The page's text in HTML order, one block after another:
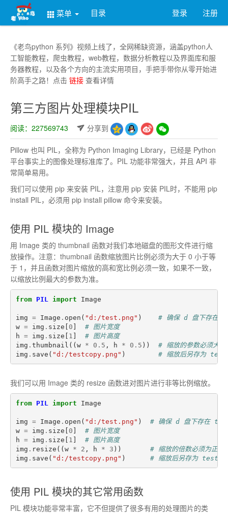
菜单 目录 登录 注册
《老鸟python 系列》视频上线了，全网稀缺资源，涵盖python人
工智能教程，爬虫教程，web教程，数据分析教程以及界面库和服
务器教程，以及各个方向的主流实用项目，手把手带你从零开始进
阶高手之路！点击 链接 查看详情
第三方图片处理模块PIL
阅读：227569743 分享到
Pillow 也叫 PIL，全称为 Python Imaging Library，已经是 Python
平台事实上的图像处理标准库了。PIL 功能非常强大，并且 API 非
常简单易用。
我们可以使用 pip 来安装 PIL，注意用 pip 安装 PIL时，不能用 pip
install PIL，必须用 pip install pillow 命令来安装。
使用 PIL 模块的 Image
用 Image 类的 thumbnail 函数对我们本地磁盘的图形文件进行缩
放操作。注意：thumbnail 函数缩放图片比例必须为大于 0 小于等
于 1，并且函数对图片缩放的高和宽比例必须一致，如果不一致，
以缩放比例最大的参数为准。
from PIL import Image
img = Image . open ( "d:/test.png" )
# 确保 d 盘下存在
w = img . size [ 0 ]
# 图片宽度
h = img . size [ 1 ]
# 图片高度
img . thumbnail ((w * 0.5 , h * 0.5 ))
# 缩放的参数必须大
img . save ( "d:/testcopy.png" ) # 缩放后另存为
我们可以用 Image 类的 resize 函数进对图片进行非等比例缩放。
from PIL import Image
img = Image . open ( "d:/test.png" )
# 确保 d 盘下存在
w = img . size [ 0 ]
# 图片宽度
h = img . size [ 1 ]
# 图片高度
img . resize ((w * 2 , h * 3 ))
# 缩放的倍数必须为正整
img . save ( "d:/testcopy.png" ) # 缩放后另存为
使用 PIL 模块的其它常用函数
PIL 模块功能非常丰富，它不但提供了很多有用的处理图片的类